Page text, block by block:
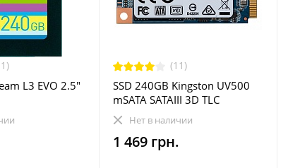
L3 EVO 2.5"
(11)
SSD 240GB Kingston UV500
mSATA SATAIII 3D TLC
(SUV500MS/240G)
Нет в наличии
1 469 грн.